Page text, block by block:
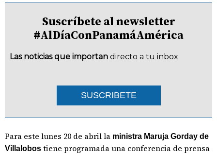
Suscríbete al newsletter
#AlDíaConPanamáAmérica
Las noticias que importan directo a tu inbox
SUSCRIBETE
Para este lunes 20 de abril la ministra Maruja Gorday de
Villalobos tiene programada una conferencia de prensa